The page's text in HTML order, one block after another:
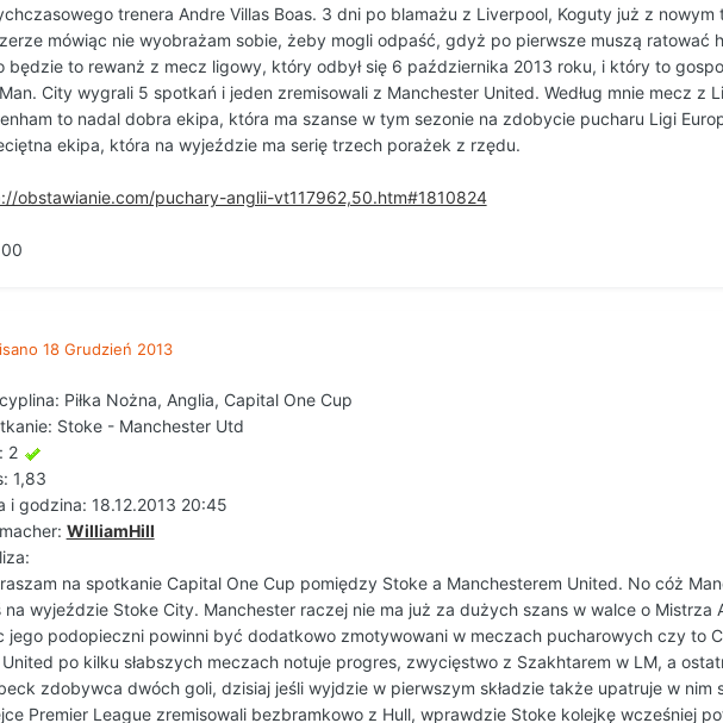
trenera Andre Villas Boas. 3 dni po blamażu z Liverpool, Koguty już z
mówiąc nie wyobrażam sobie, żeby mogli odpaść, gdyż po pierwsze muszą ratować
będzie to rewanż z mecz ligowy, który odbył się 6 października 2013 roku, i który to
City wygrali 5 spotkań i jeden zremisowali z Manchester United. Według mnie mecz z
to nadal dobra ekipa, która ma szanse w tym sezonie na zdobycie pucharu Ligi
ekipa, która na wyjeździe ma serię trzech porażek z rzędu.
obstawianie.com/puchary-anglii-vt117962,50.htm#1810824
18 Grudzień 2013
Piłka Nożna, Anglia, Capital One Cup
Stoke - Manchester Utd
2
1,83
i godzina: 18.12.2013 20:45
WilliamHill
na spotkanie Capital One Cup pomiędzy Stoke a Manchesterem United. No cóż
na wyjeździe Stoke City. Manchester raczej nie ma już za dużych szans w walce o
jego podopieczni powinni być dodatkowo zmotywowani w meczach pucharowych czy to
United po kilku słabszych meczach notuje progres, zwycięstwo z Szakhtarem w LM, a
zdobywca dwóch goli, dzisiaj jeśli wyjdzie w pierwszym składzie także upatruje w
Premier League zremisowali bezbramkowo z Hull, wprawdzie Stoke kolejkę wcześniej